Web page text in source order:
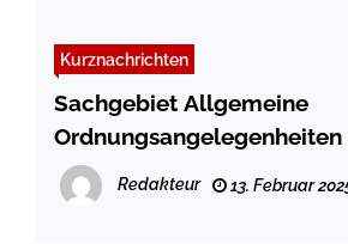
Kurznachrichten
Sachgebiet Allgemeine
Ordnungsangelegenheiten
Schleswig-Flensburg am
den 20. Februar,
Redakteur 13. Februar